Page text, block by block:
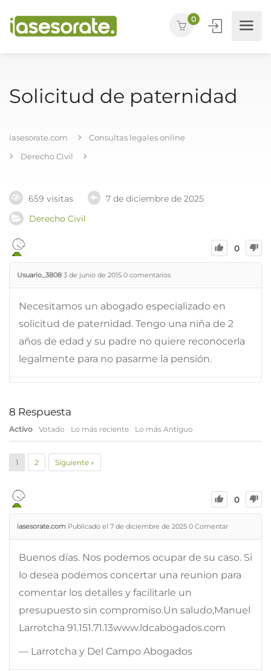
0
Solicitud de paternidad
iasesorate.com
Consultas legales online
Derecho Civil
659 visitas
7 de diciembre de 2025
Derecho Civil
0
Usuario_3808 3 de junio de 2015 0 comentarios
Necesitamos un abogado especializado en
solicitud de paternidad. Tengo una niña de 2
años de edad y su padre no quiere reconocerla
legalmente para no pasarme la pensión.
8 Respuesta
Activo Votado Lo más reciente Lo más Antiguo
1 2 Siguiente »
0
iasesorate.com Publicado el 7 de diciembre de 2025 0 Comentar
Buenos días. Nos podemos ocupar de su caso. Si
lo desea podemos concertar una reunion para
comentar los detalles y facilitarle un
presupuesto sin compromiso.Un saludo,Manuel
Larrotcha 91.151.71.13www.ldcabogados.com
— Larrotcha y Del Campo Abogados